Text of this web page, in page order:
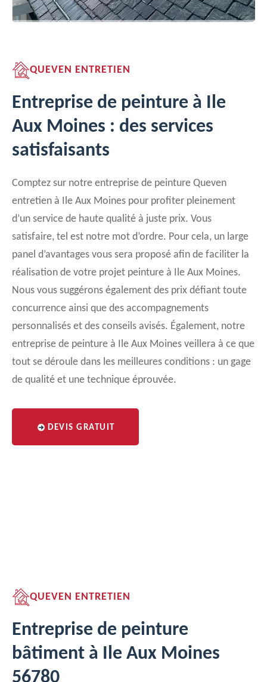
QUEVEN ENTRETIEN
Entreprise de peinture à Ile
Aux Moines : des services
satisfaisants
Comptez sur notre entreprise de peinture Queven
entretien à Ile Aux Moines pour profiter pleinement
d’un service de haute qualité à juste prix. Vous
satisfaire, tel est notre mot d’ordre. Pour cela, un large
panel d’avantages vous sera proposé afin de faciliter la
réalisation de votre projet peinture à Ile Aux Moines.
Nous vous suggérons également des prix défiant toute
concurrence ainsi que des accompagnements
personnalisés et des conseils avisés. Également, notre
entreprise de peinture à Ile Aux Moines veillera à ce que
tout se déroule dans les meilleures conditions : un gage
de qualité et une technique éprouvée.
DEVIS GRATUIT
QUEVEN ENTRETIEN
Entreprise de peinture
bâtiment à Ile Aux Moines
56780